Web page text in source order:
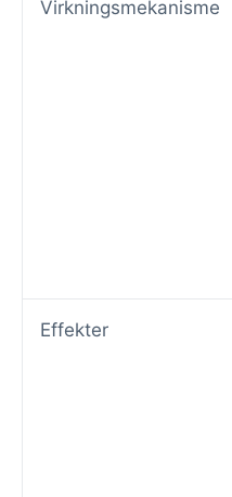
Virkningsmekanisme
Effekter